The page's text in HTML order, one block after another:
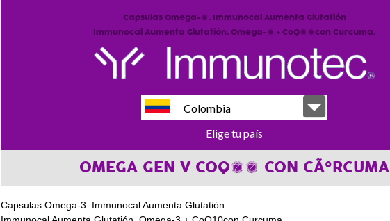
Capsulas Omega-3. Immunocal Aumenta Glutatión
Immunocal Aumenta Glutatión. Omega-3 + CoQ10con Curcuma.
Colombia
Elige tu país
OMEGA GEN V COQ10 CON CÃºRCUMA
Capsulas Omega-3. Immunocal Aumenta Glutatión